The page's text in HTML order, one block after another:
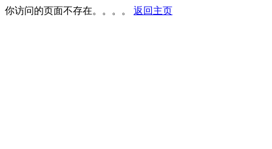
你访问的页面不存在。。。。 返回主页